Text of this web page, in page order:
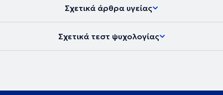
Σχετικά άρθρα υγείας
Σχετικά τεστ ψυχολογίας